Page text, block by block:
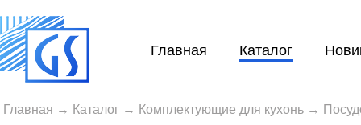
Главная Каталог
Главная → Каталог → Комплектующие для кухонь →